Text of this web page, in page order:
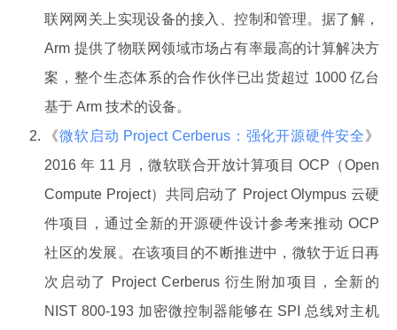
联网网关上实现设备的接入、控制和管理。据了解，
Arm 提供了物联网领域市场占有率最高的计算解决方
案，整个生态体系的合作伙伴已出货超过 1000 亿台
基于 Arm 技术的设备。
《微软启动 Project Cerberus：强化开源硬件安全》
2016 年 11 月，微软联合开放计算项目 OCP（Open
Compute Project）共同启动了 Project Olympus 云硬
件项目，通过全新的开源硬件设计参考来推动 OCP
社区的发展。在该项目的不断推进中，微软于近日再
次启动了 Project Cerberus 衍生附加项目，全新的
NIST 800-193 加密微控制器能够在 SPI 总线对主机